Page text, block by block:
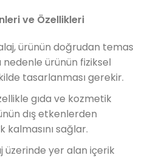
ve Özellikleri
ürünün doğrudan temas
ürünün fiziksel
tasarlanması gerekir.
gıda ve kozmetik
dış etkenlerden
kalmasını sağlar.
üzerinde yer alan içerik